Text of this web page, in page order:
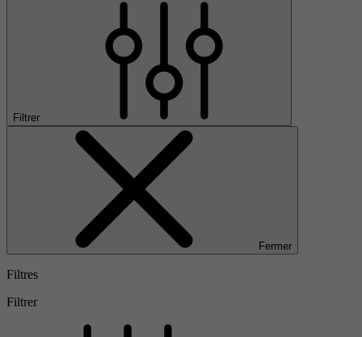
Filtrer
Fermer
Filtres
Filtrer